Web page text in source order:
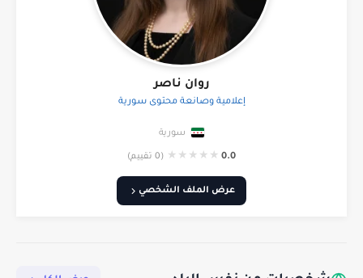
روان ناصر
إعلامية وصانعة محتوى سورية
سورية
0.0
★
★
★
★
★ (0 تقييم)
عرض الملف الشخصي